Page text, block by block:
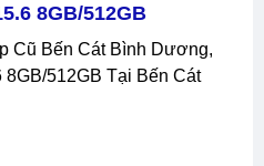
8GB/512GB
8GB/512GB Tại Bến Cát